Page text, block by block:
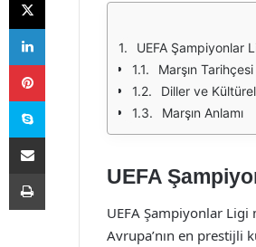
UEFA Şampiyonlar
Marşın Tarihçesi
Diller ve
Marşın Anlamı
UEFA
UEFA Şampiyonlar Ligi
Avrupa’nın en prestijli
LinkedIn
Pinterest
Skype
E-Posta ile paylaş